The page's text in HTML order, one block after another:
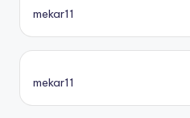
mekar11
mekar11